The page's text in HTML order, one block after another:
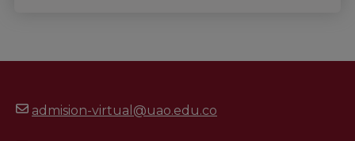
admision-virtual@uao.edu.co